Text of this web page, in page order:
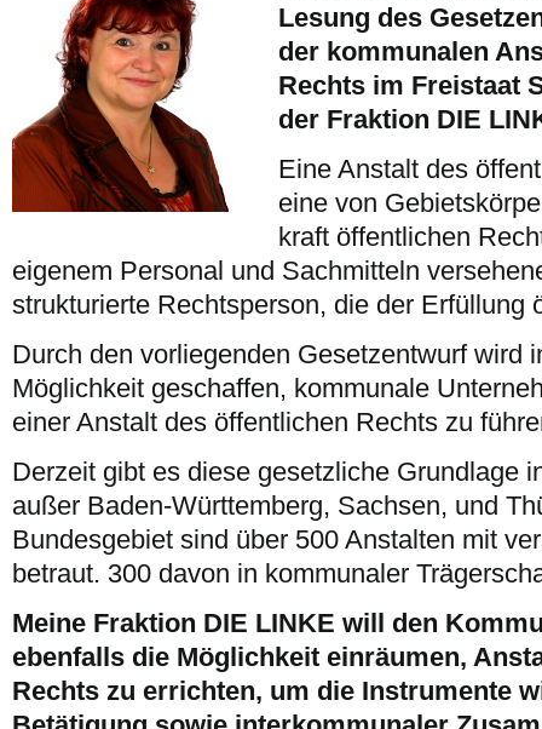
Lesung des
der kommunalen
Rechts im Freistaat
der Fraktion DIE
Eine Anstalt des
eine von
kraft öffentlichen
eigenem Personal und Sachmitteln
strukturierte Rechtsperson, die der Erfüllung
Durch den vorliegenden Gesetzentwurf wird
Möglichkeit geschaffen, kommunale
einer Anstalt des öffentlichen Rechts zu
Derzeit gibt es diese gesetzliche Grundlage
außer Baden-Württemberg, Sachsen, und
Bundesgebiet sind über 500 Anstalten mit
betraut. 300 davon in kommunaler
Meine Fraktion DIE LINKE will den
ebenfalls die Möglichkeit einräumen,
Rechts zu errichten, um die Instrumente